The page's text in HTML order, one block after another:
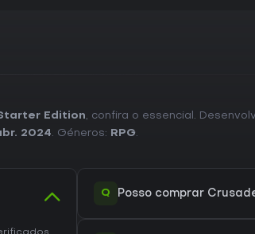
Edition, confira o essencial.
2024. Géneros: RPG.
Q Posso comprar